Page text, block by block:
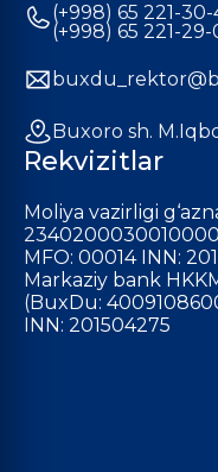
(+998) 65 221-30-
(+998) 65 221-29-
Buxoro sh.
Rekvizitlar
Moliya vazirligi
MFO: 00014 INN:
Markaziy bank
(BuxDu:
INN: 201504275